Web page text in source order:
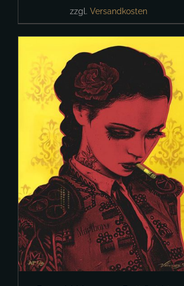
zzgl. Versandkosten
IN DEN WARENKORB / DETAILS